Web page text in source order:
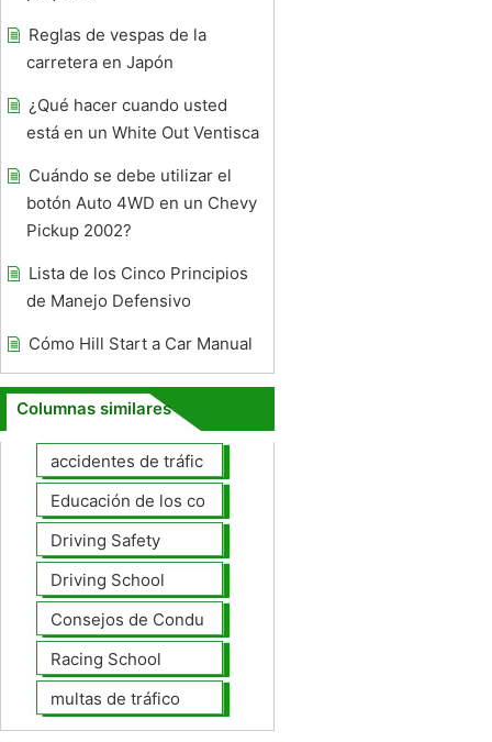
Reglas de vespas de la
carretera en Japón
¿Qué hacer cuando usted
está en un White Out Ventisca
Cuándo se debe utilizar el
botón Auto 4WD en un Chevy
Pickup 2002?
Lista de los Cinco Principios
de Manejo Defensivo
Cómo Hill Start a Car Manual
Columnas similares
accidentes de tráfico
Educación de los conductores
Driving Safety
Driving School
Consejos de Conducción
Racing School
multas de tráfico